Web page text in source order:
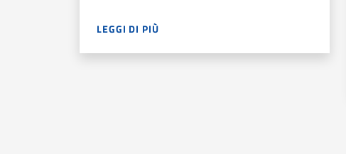
LEGGI DI PIÙ
NEL 2025 LE IMPRESE HANNO PROGRAMMATO